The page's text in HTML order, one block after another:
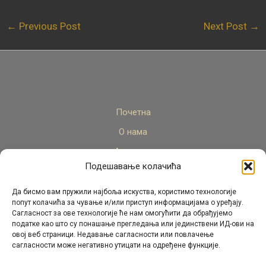
Подешавање колачића
Да бисмо вам пружили најбоља искуства, користимо технологије
попут колачића за чување и/или приступ информацијама о уређају.
Сагласност за ове технологије ће нам омогућити да обрађујемо
податке као што су понашање прегледања или јединствени ИД-ови на
овој веб страници. Недавање сагласности или повлачење
сагласности може негативно утицати на одређене функције.
← Previous Post Next Post →
Почетна
О нама
Актуелно
Стручни кадар
Пројекти
Архива
Контакт